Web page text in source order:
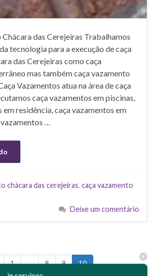
Chácara das Cerejeiras Trabalhamos
tecnologia para a execução de caça
das Cerejeiras como caça
mas também caça vazamento
Vazamentos atua na área de caça
caça vazamentos em piscinas,
em residência, caça vazamentos em
…
chácara das cerejeiras, caça vazamento
Deixe um comentário
1 … 8 9 10